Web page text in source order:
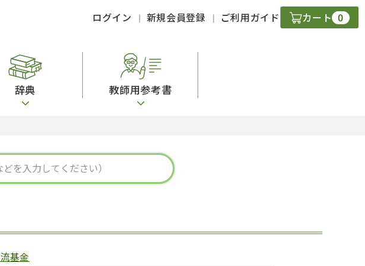
ログイン 新規会員登録 ご利用ガイド カート 0
文法
作文
日本留学試験対策
図表
辞典
中国語辞典
ロシア語辞典
比較文化辞典
教師用参考書
文章・談話・表現
言語学
アカデミック・スキル
基金